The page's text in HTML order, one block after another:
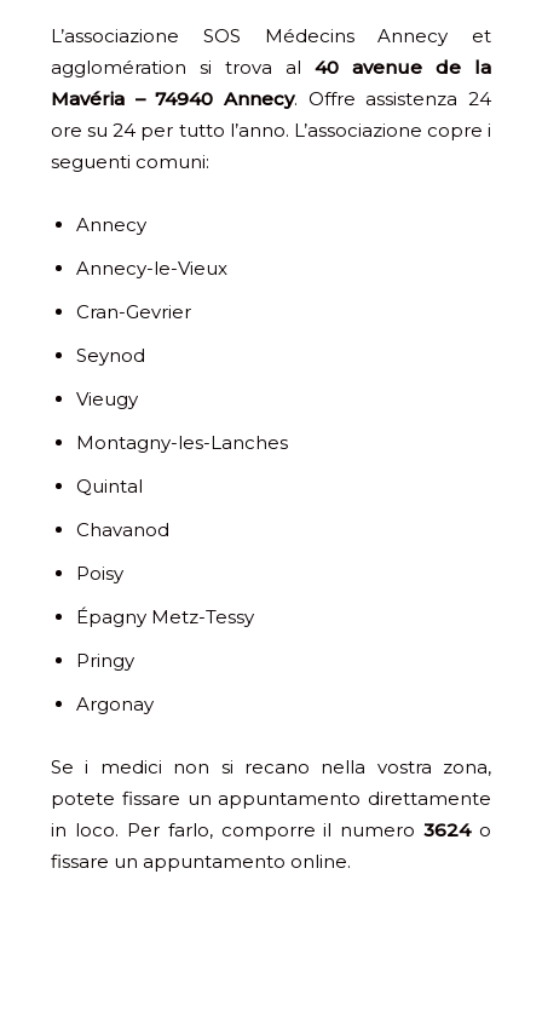
L’associazione SOS Médecins Annecy et
agglomération si trova al 40 avenue de la
Mavéria – 74940 Annecy. Offre assistenza 24
ore su 24 per tutto l’anno. L’associazione copre i
seguenti comuni:
Annecy
Annecy-le-Vieux
Cran-Gevrier
Seynod
Vieugy
Montagny-les-Lanches
Quintal
Chavanod
Poisy
Épagny Metz-Tessy
Pringy
Argonay
Se i medici non si recano nella vostra zona,
potete fissare un appuntamento direttamente
in loco. Per farlo, comporre il numero3624o
fissare un appuntamento online.